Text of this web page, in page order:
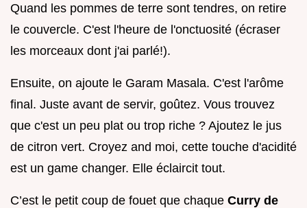
Quand les pommes de terre sont tendres, on retire
le couvercle. C'est l'heure de l'onctuosité (écraser
les morceaux dont j'ai parlé!).
Ensuite, on ajoute le Garam Masala. C'est l'arôme
final. Juste avant de servir, goûtez. Vous trouvez
que c'est un peu plat ou trop riche ? Ajoutez le jus
de citron vert. Croyez and moi, cette touche d'acidité
est un game changer. Elle éclaircit tout.
C’est le petit coup de fouet que chaque Curry de